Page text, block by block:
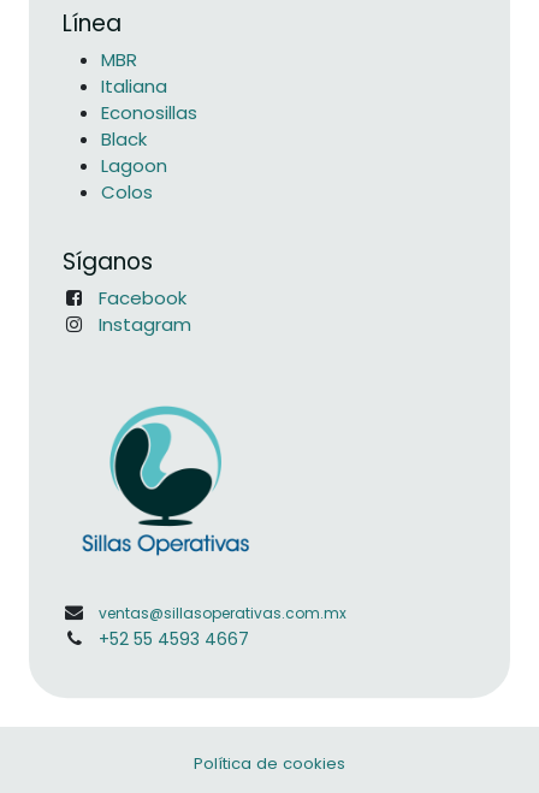
Línea
MBR
Italiana
Econosillas
Black
Lagoon
Colos
Síganos
Facebook
Instagram
ventas@sillasoperativas.com.mx
+52 55 4593 4667
Política de cookies